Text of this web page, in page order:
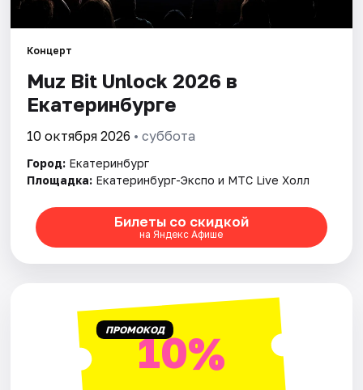
Площадки
Артисты
Концерт
Muz Bit Unlock 2026 в
Екатеринбурге
10 октября 2026 • суббота
Город: Екатеринбург
Площадка: Екатеринбург-Экспо и МТС Live Холл
Билеты со скидкой
на Яндекс Афише
ПРОМОКОД10%